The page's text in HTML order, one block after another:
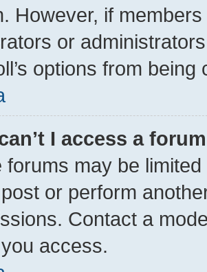
However, if
or
options from
I access a
forums may be
or perform
Contact a
access.